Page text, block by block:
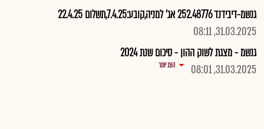
גנשמ-דיבידנד 252.48776 אג' למניה,קובע:7.4.25,תשלום 22.4.25
31.03.2025, 08:11
גנשמ - מצגת לשוק ההון - סיכום שנת 2024
31.03.2025, 08:01
הצג יותר